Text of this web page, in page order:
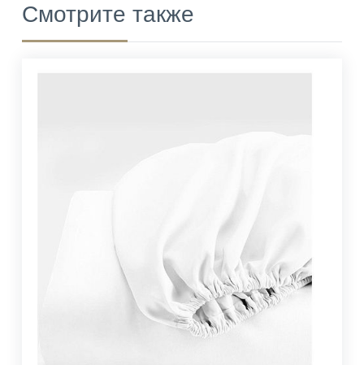
Смотрите также